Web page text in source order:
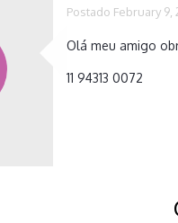
Postado February 9,
Olá meu amigo
11 94313 0072